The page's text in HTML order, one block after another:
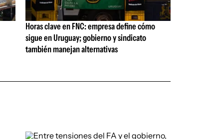
Horas clave en FNC: empresa define cómo
sigue en Uruguay; gobierno y sindicato
también manejan alternativas